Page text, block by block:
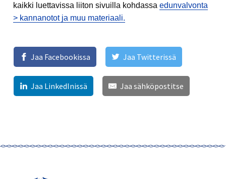
kaikki luettavissa liiton sivuilla kohdassa edunvalvonta
> kannanotot ja muu materiaali.
Jaa Facebookissa Jaa Twitterissä
Jaa LinkedInissä Jaa sähköpostitse